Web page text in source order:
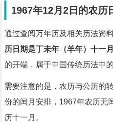
1967年12月2日的农历
通过查阅万年历及相关历法资料
历日期是丁未年（羊年）十一
的开端，属于中国传统历法中的
需要注意的是，农历与公历的
份的闰月安排，1967年农历无
历十一月。